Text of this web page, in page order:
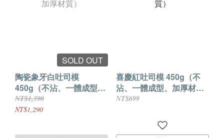
SOLD OUT
陶瓷象牙白吐司模
450g（不沾、一體成型、
加厚材質）
NT$1,390
NT$1,290
喜慶紅吐司模 450g（不
沾、一體成型、加厚材
質）
NT$699